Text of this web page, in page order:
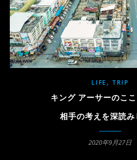
LIFE , TRIP
キング アーサーのこ
相手の考えを深読み
2020年9月27日